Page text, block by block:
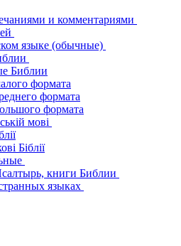
и комментариями
языке (обычные)
Библии
формата
формата
формата
мові
Біблії
книги Библии
языках